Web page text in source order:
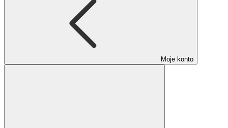
Moje konto